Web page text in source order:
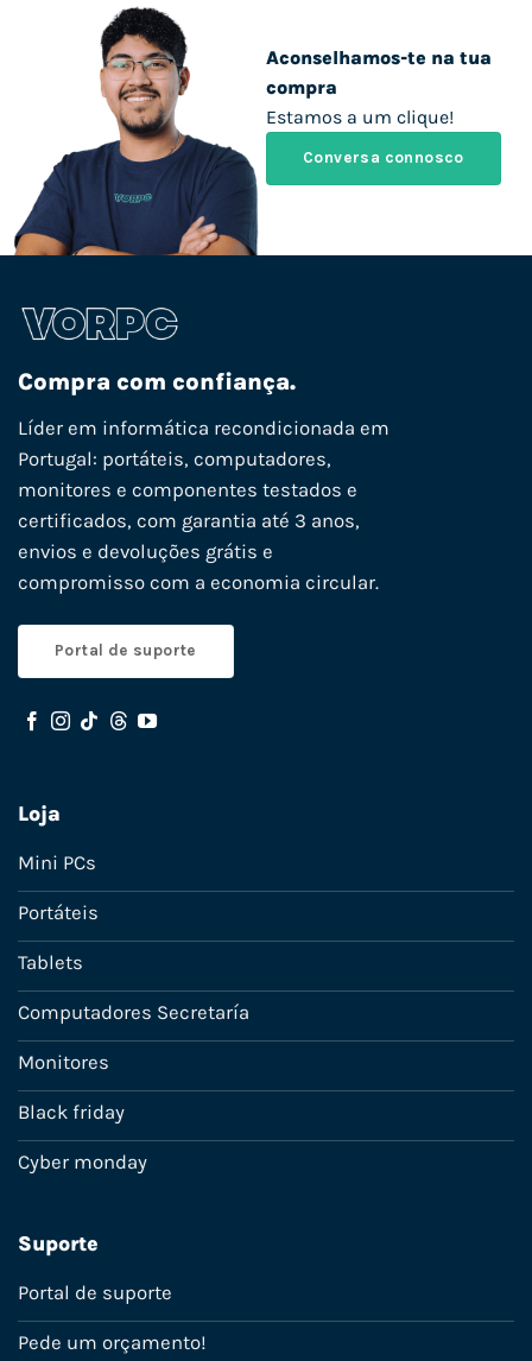
Aconselhamos-te na tua
compra
Estamos a um clique!
Conversa connosco
Compra com confiança.
Líder em informática recondicionada em
Portugal: portáteis, computadores,
monitores e componentes testados e
certificados, com garantia até 3 anos,
envios e devoluções grátis e
compromisso com a economia circular.
Portal de suporte
Loja
Mini PCs
Portáteis
Tablets
Computadores Secretaría
Monitores
Black friday
Cyber monday
Suporte
Portal de suporte
Pede um orçamento!